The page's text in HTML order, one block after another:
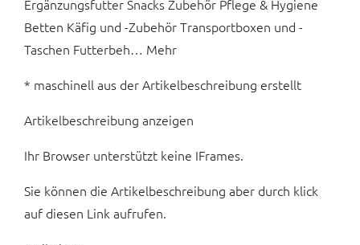
Ergänzungsfutter Snacks Zubehör Pflege & Hygiene
Betten Käfig und -Zubehör Transportboxen und -
Taschen Futterbeh… Mehr
* maschinell aus der Artikelbeschreibung erstellt
Artikelbeschreibung anzeigen
Ihr Browser unterstützt keine IFrames.
Sie können die Artikelbeschreibung aber durch klick
auf diesen Link aufrufen.